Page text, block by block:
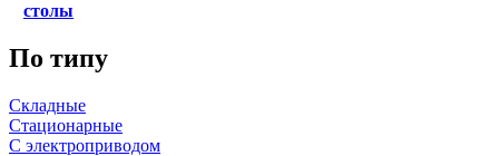
столы
По типу
Складные
Стационарные
С электроприводом